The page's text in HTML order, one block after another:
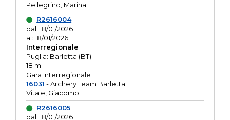
Pellegrino, Marina
R2616004
dal: 18/01/2026
al: 18/01/2026
Interregionale
Puglia: Barletta (BT)
18 m
Gara Interregionale
16031 - Archery Team Barletta
Vitale, Giacomo
R2616005
dal: 18/01/2026